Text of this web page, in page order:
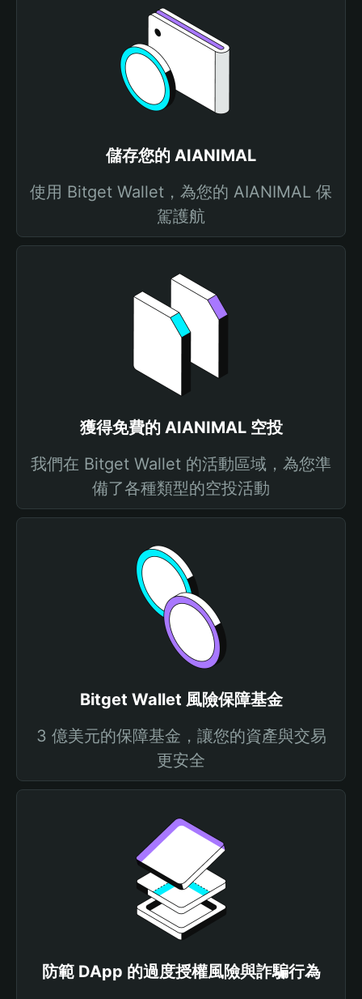
儲存您的 AIANIMAL
使用 Bitget Wallet，為您的 AIANIMAL 保
駕護航
獲得免費的 AIANIMAL 空投
我們在 Bitget Wallet 的活動區域，為您準
備了各種類型的空投活動
Bitget Wallet 風險保障基金
3 億美元的保障基金，讓您的資產與交易
更安全
防範 DApp 的過度授權風險與詐騙行為